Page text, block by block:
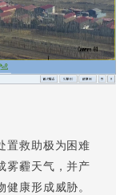
置救助极为困难
雾霾天气，并产
康形成威胁。